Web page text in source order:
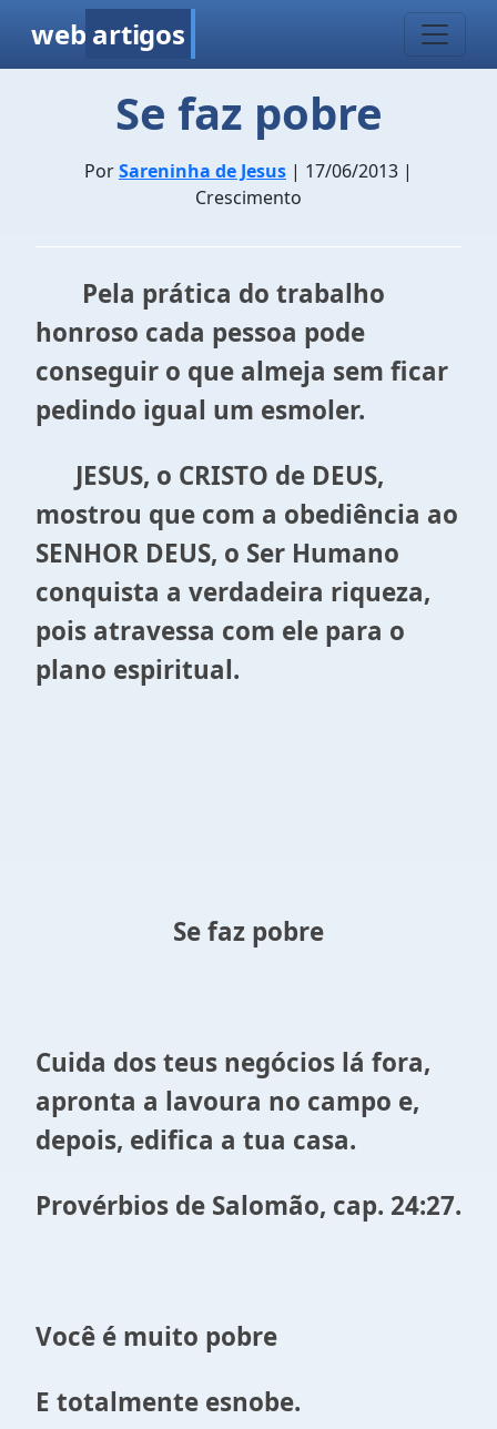
web artigos
Se faz pobre
PorSareninha de Jesus | 17/06/2013 |
Crescimento
Pela prática do trabalho
honroso cada pessoa pode
conseguir o que almeja sem ficar
pedindo igual um esmoler.
JESUS, o CRISTO de DEUS,
mostrou que com a obediência ao
SENHOR DEUS, o Ser Humano
conquista a verdadeira riqueza,
pois atravessa com ele para o
plano espiritual.
Se faz pobre
Cuida dos teus negócios lá fora,
apronta a lavoura no campo e,
depois, edifica a tua casa.
Provérbios de Salomão, cap. 24:27.
Você é muito pobre
E totalmente esnobe.